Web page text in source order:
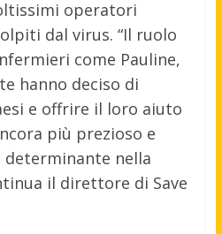
operatori
dal virus. “Il ruolo
come Pauline,
hanno deciso di
e offrire il loro aiuto
più prezioso e
determinante nella
il direttore di Save